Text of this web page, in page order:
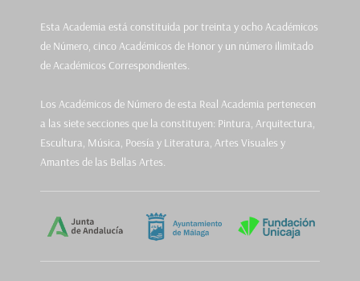
Esta Academia está constituida por treinta y ocho Académicos
de Número, cinco Académicos de Honor y un número ilimitado
de Académicos Correspondientes.
Los Académicos de Número de esta Real Academia pertenecen
a las siete secciones que la constituyen: Pintura, Arquitectura,
Escultura, Música, Poesía y Literatura, Artes Visuales y
Amantes de las Bellas Artes.